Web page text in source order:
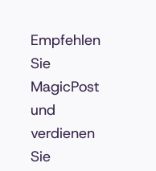
Empfehlen
Sie
MagicPost
und
verdienen
Sie